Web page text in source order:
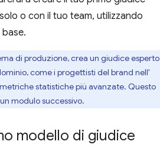
o con il tuo team, utilizzando
di produzione, crea un giudice esperto
come i progettisti del brand nell'
statistiche più avanzate. Questo
modulo successivo.
modello di giudice